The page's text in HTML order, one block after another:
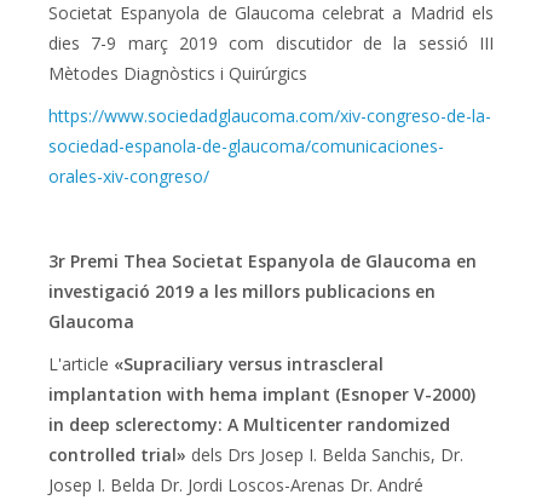
Societat Espanyola de Glaucoma celebrat a Madrid els
dies 7-9 març 2019 com discutidor de la sessió III
Mètodes Diagnòstics i Quirúrgics
https://www.sociedadglaucoma.com/xiv-congreso-de-la-
sociedad-espanola-de-glaucoma/comunicaciones-
orales-xiv-congreso/
3r Premi Thea Societat Espanyola de Glaucoma en
investigació 2019 a les millors publicacions en
Glaucoma
L'article «Supraciliary versus intrascleral
implantation with hema implant (Esnoper V-2000)
in deep sclerectomy: A Multicenter randomized
controlled trial» dels Drs Josep I. Belda Sanchis, Dr.
Josep I. Belda Dr. Jordi Loscos-Arenas Dr. André